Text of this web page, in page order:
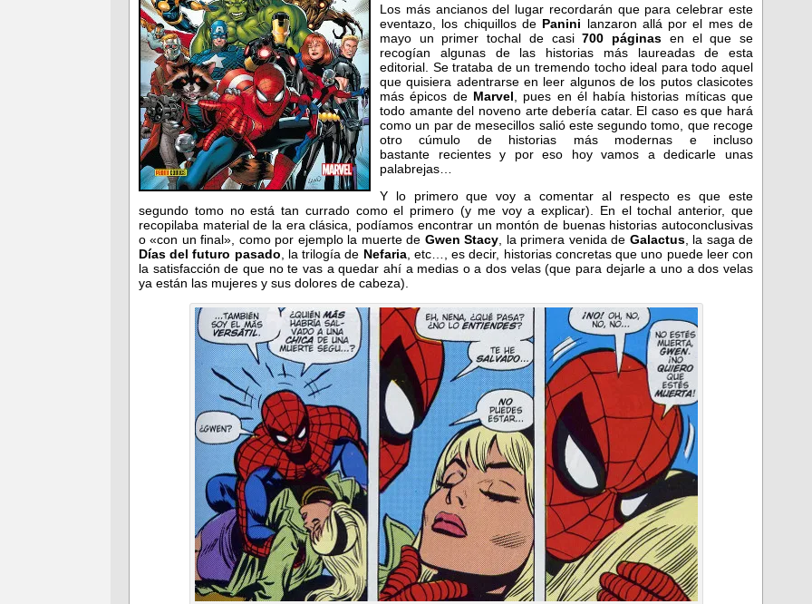
Los más ancianos del lugar recordarán que para celebrar este
eventazo, los chiquillos de Panini lanzaron allá por el mes de
mayo un primer tochal de casi700 páginas en el que se
recogían algunas de las historias más laureadas de esta
editorial. Se trataba de un tremendo tocho ideal para todo aquel
que quisiera adentrarse en leer algunos de los putos clasicotes
más épicos de Marvel , pues en él había historias míticas que
todo amante del noveno arte debería catar. El caso es que hará
como un par de mesecillos salió este segundo tomo, que recoge
otro cúmulo de historias más modernas e incluso
bastante recientes y por eso hoy vamos a dedicarle unas
palabrejas…
Y lo primero que voy a comentar al respecto es que este
segundo tomo no está tan currado como el primero (y me voy a explicar). En el tochal anterior, que
recopilaba material de la era clásica, podíamos encontrar un montón de buenas historias autoconclusivas
o «con un final», como por ejemplo la muerte de Gwen Stacy , la primera venida de Galactus, la saga de
Días del futuro pasado , la trilogía de Nefaria, etc…, es decir, historias concretas que uno puede leer con
la satisfacción de que no te vas a quedar ahí a medias o a dos velas (que para dejarle a uno a dos velas
ya están las mujeres y sus dolores de cabeza).